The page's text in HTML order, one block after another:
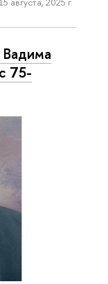
75-